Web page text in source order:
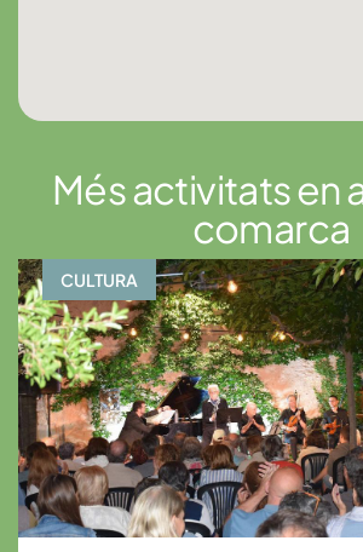
Més activitats en
comarca
CULTURA